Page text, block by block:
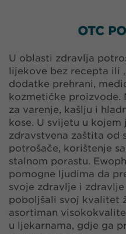
OTC
U oblasti zdravlja
lijekove bez recepta ili
dodatke prehrani,
kozmetičke proizvode.
za varenje, kašlju i
kose. U svijetu u
zdravstvena zaštita od
potrošače, korištenje
stalnom porastu.
pomogne ljudima da
svoje zdravlje i
poboljšali svoj kvalitet
asortiman
u ljekarnama, gdje ga